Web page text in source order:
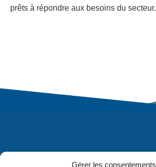
Gérer les consentements
prêts à répondre aux besoins du secteur.